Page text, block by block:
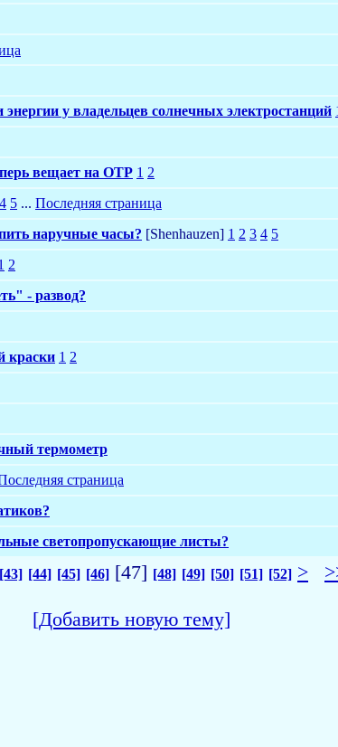
у владельцев солнечных электростанций
вещает на ОТР 1 2
4 5 ... Последняя страница
наручные часы? [Shenhauzen] 1 2 3 4 5
2
- развод?
краски 1 2
термометр
страница
светопропускающие листы?
[43] [44] [45] [46] [47] [48] [49] [50] [51] [52] >
[Добавить новую тему]